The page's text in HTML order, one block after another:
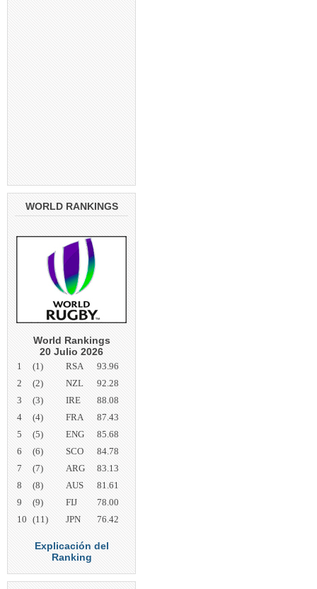
WORLD RANKINGS
World Rankings
20 Julio 2026
1 (1) RSA
93.96
2
(2) NZL
92.28
3
(3) IRE
88.08
4
(4) FRA
87.43
5
(5) ENG
85.68
6
(6) SCO
84.78
7
(7) ARG
83.13
8
(8) AUS
81.61
9
(9) FIJ
78.00
10 (11) JPN 76.42
Explicación del
Ranking